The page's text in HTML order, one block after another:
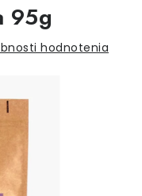
95g
hodnotenia